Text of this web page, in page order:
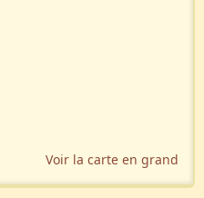
Voir la carte en grand